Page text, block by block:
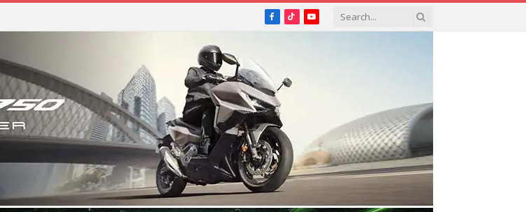
Facebook
TikTokYouTube